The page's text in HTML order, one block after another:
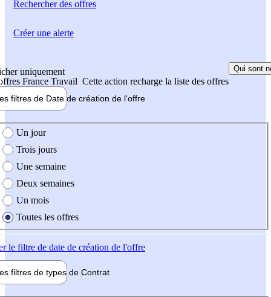
Rechercherdes offres
uniquement
France Travail Cette action recharge la liste des offres
Qui sont
filtres de Date de création de l'offre
création de l'offre
Un jour
Trois jours
Une semaine
Deux semaines
Un mois
Toutes les offres
le filtre de date de création de l'offre
filtres de types de Contrat
Créer une alerte